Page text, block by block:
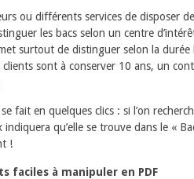
ou différents services de disposer
les bacs selon un centre
surtout de distinguer selon la durée
sont à conserver 10 ans, un
fait en quelques clics : si l’on
qu’elle se trouve dans le «
!
faciles à manipuler en PDF